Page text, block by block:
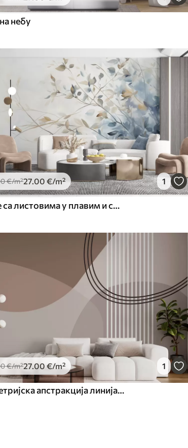
/m²
небу
€/m²27.00 €/m² 1
Гране са листовима у плавим и смеђим тоновима, светле позадине, меке и нежне, акварел стил
€/m²27.00 €/m² 1
Геометријска апстракција линија и круг минимализам модеран стил